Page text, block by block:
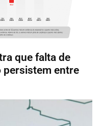
que falta de
persistem entre